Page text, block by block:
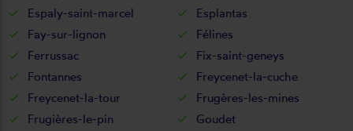
Espaly-saint-marcel
Esplantas
Fay-sur-lignon
Félines
Ferrussac
Fix-saint-geneys
Fontannes
Freycenet-la-cuche
Freycenet-la-tour
Frugères-les-mines
Frugières-le-pin
Goudet